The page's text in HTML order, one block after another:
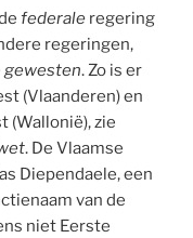
federale regering
regeringen,
gewesten. Zo is er
(Vlaanderen) en
(Wallonië), zie
. De Vlaamse
Diependaele, een
van de
niet Eerste